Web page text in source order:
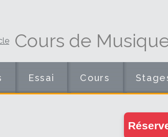
Cours de
Essai Cours